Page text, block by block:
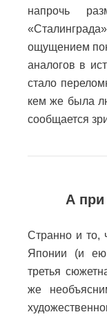
напрочь
ощущением
аналогов в
стало
кем же была
сообщается
А при
Странно и то,
Японии (и ею
третья
же